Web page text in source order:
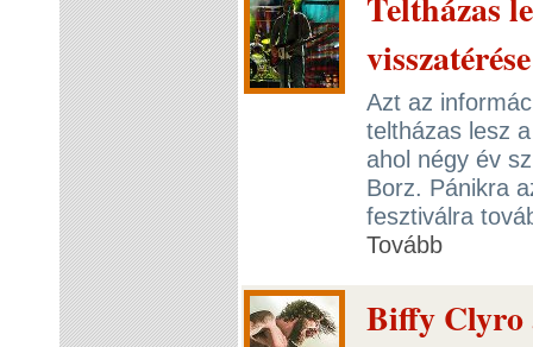
Azt az
teltházas lesz
ahol négy év
Borz. Pánikra
fesztiválra
Tovább
Biffy Clyro